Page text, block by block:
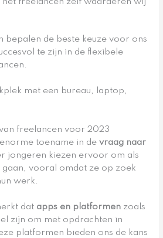
bepalen de beste keuze voor ons
te zijn in de flexibele
freelancen voor 2023
toename in devraag naar
jongeren kiezen ervoor om als
gaan, vooral omdat ze op zoek
werk.
dat apps en platformen zoals
zijn om met opdrachten in
platformen bieden ons de kans